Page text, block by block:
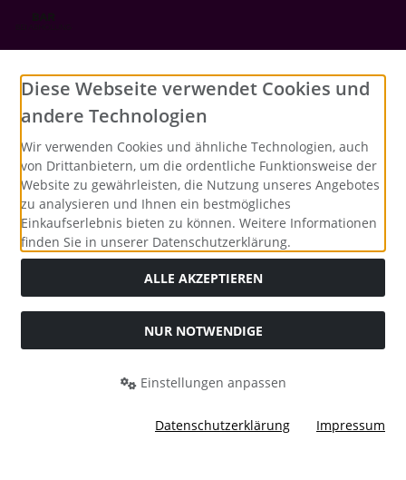
Social Media
Alle Preise inkl. gesetzl. MwSt. zzgl.Versandkosten
durchgestrichenen Preise entsprechen dem bisherigen Preis
Merrys Bastelstübchen - Der kreative Shop für Bastelfans. ©
Diese Webseite verwendet Cookies und
andere Technologien
Wir verwenden Cookies und ähnliche Technologien, auch
von Drittanbietern, um die ordentliche Funktionsweise der
Website zu gewährleisten, die Nutzung unseres Angebotes
zu analysieren und Ihnen ein bestmögliches
Einkaufserlebnis bieten zu können. Weitere Informationen
finden Sie in unserer Datenschutzerklärung.
ALLE AKZEPTIEREN
NUR NOTWENDIGE
Einstellungen anpassen
Datenschutzerklärung Impressum